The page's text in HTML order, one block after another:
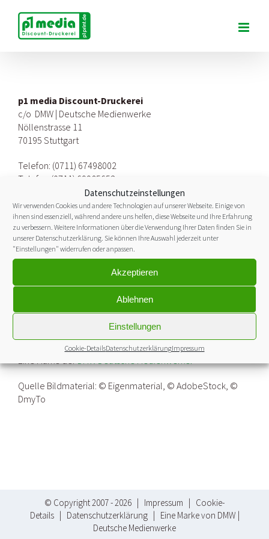
Datenschutzeinstellungen
Wir verwenden Cookies und andere Technologien auf unserer Webseite. Einige von
ihnen sind essenziell, während andere uns helfen, diese Webseite und Ihre Erfahrung
zu verbessern. Weitere Informationen über die Verwendung Ihrer Daten finden Sie in
unserer Datenschutzerklärung. Sie können Ihre Auswahl jederzeit unter
"Einstellungen" widerrufen oder anpassen.
Akzeptieren
Ablehnen
Einstellungen
Cookie-DetailsDatenschutzerklärungImpressum
springen
p1 media Discount-Druckerei
c/o DMW | Deutsche Medienwerke
Nöllenstrasse 11
70195 Stuttgart
Telefon: (0711) 67498002
Telefax: (0711) 69985652
Email: info@p1media-druckerei.de
Internet: www.p1media-druckerei.de
Online-Shop: www.p1print.de
UST. ID-Nr.: DE270901063
Gerichtsstand: Amtsgericht Stuttgart
Betriebsnummer: 95148928
VerpackGReg.-Nr.: DE1365399936625
Eine Marke derDMW Deutsche Medienwerke.
Quelle Bildmaterial: © Eigenmaterial, © AdobeStock, ©
DmyTo
© Copyright 2007 -2026 | Impressum | Cookie-
Details| Datenschutzerklärung| Eine Marke von DMW |
Deutsche Medienwerke